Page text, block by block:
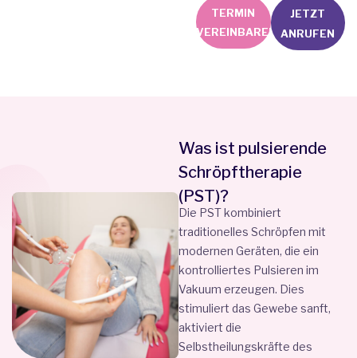
TERMIN
VEREINBAREN
JETZT
ANRUFEN
Was ist pulsierende
Schröpftherapie
(PST)?
Die PST kombiniert
traditionelles Schröpfen mit
modernen Geräten, die ein
kontrolliertes Pulsieren im
Vakuum erzeugen. Dies
stimuliert das Gewebe sanft,
aktiviert die
Selbstheilungskräfte des